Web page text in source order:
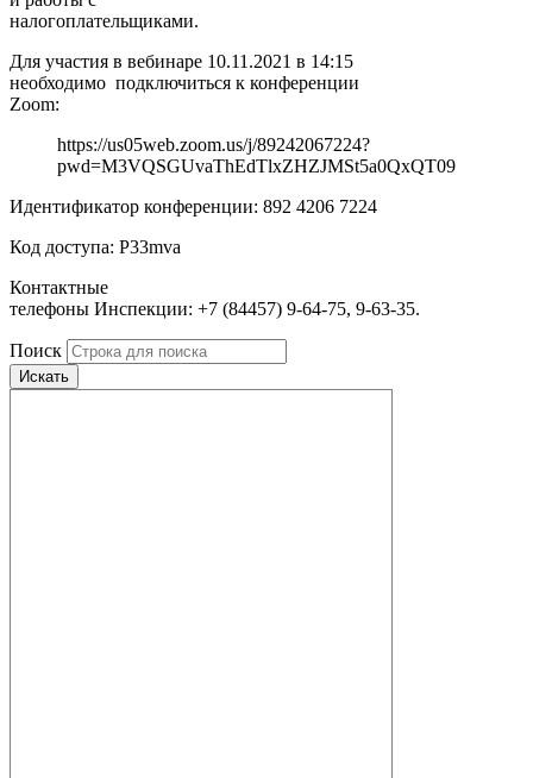
налогоплательщиками.
Для участия в вебинаре 10.11.2021 в 14:15
необходимо подключиться к конференции
Zoom:
https://us05web.zoom.us/j/89242067224?
pwd=M3VQSGUvaThEdTlxZHZJMSt5a0QxQT09
Идентификатор конференции: 892 4206 7224
Код доступа: P33mva
Контактные
телефоны Инспекции: +7 (84457) 9-64-75, 9-63-35.
Поиск
Искать